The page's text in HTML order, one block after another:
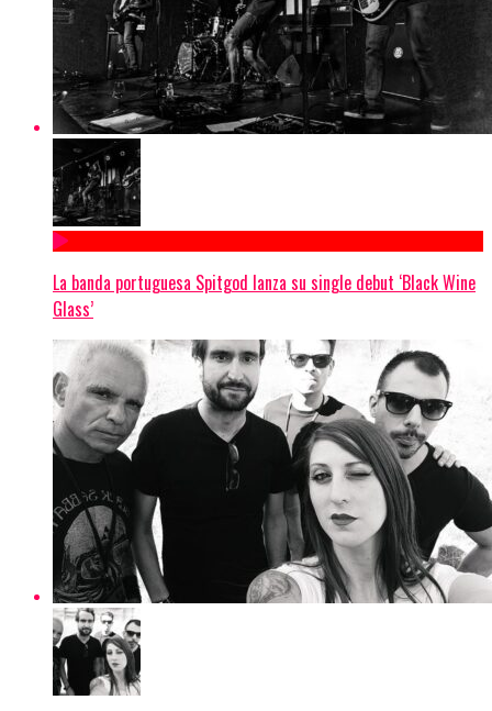
La banda portuguesa Spitgod lanza su single debut ‘Black Wine
Glass’